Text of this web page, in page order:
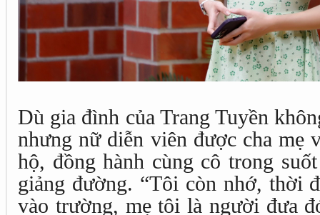
Dù gia đình của Trang Tuyền
nhưng nữ diễn viên được cha mẹ
hộ, đồng hành cùng cô trong
giảng đường. “Tôi còn nhớ, thời
vào trường, mẹ tôi là người đưa